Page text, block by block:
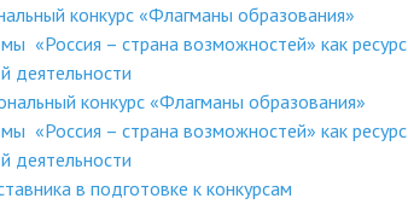
конкурс «Флагманы образования»
«Россия – страна возможностей» как ресурс
деятельности
конкурс «Флагманы образования»
«Россия – страна возможностей» как ресурс
деятельности
в подготовке к конкурсам